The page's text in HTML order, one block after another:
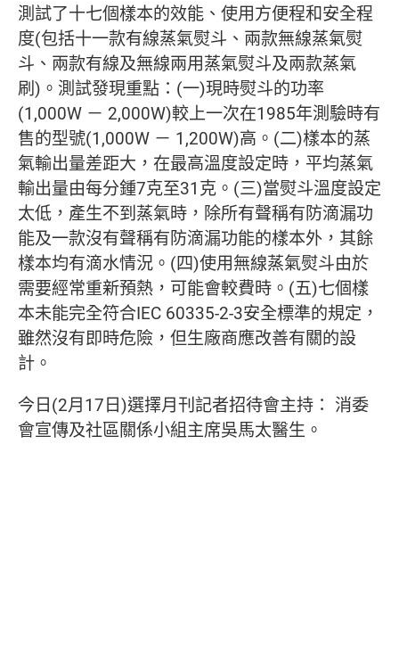
測試了十七個樣本的效能、使用方便程和安全程
度(包括十一款有線蒸氣熨斗、兩款無線蒸氣熨
斗、兩款有線及無線兩用蒸氣熨斗及兩款蒸氣
刷)。測試發現重點：(一)現時熨斗的功率
(1,000W － 2,000W)較上一次在1985年測驗時有
售的型號(1,000W － 1,200W)高。(二)樣本的蒸
氣輸出量差距大，在最高溫度設定時，平均蒸氣
輸出量由每分鍾7克至31克。(三)當熨斗溫度設定
太低，產生不到蒸氣時，除所有聲稱有防滴漏功
能及一款沒有聲稱有防滴漏功能的樣本外，其餘
樣本均有滴水情況。(四)使用無線蒸氣熨斗由於
需要經常重新預熱，可能會較費時。(五)七個樣
本未能完全符合IEC 60335-2-3安全標準的規定，
雖然沒有即時危險，但生廠商應改善有關的設
計。
今日(2月17日)選擇月刊記者招待會主持： 消委
會宣傳及社區關係小組主席吳馬太醫生。